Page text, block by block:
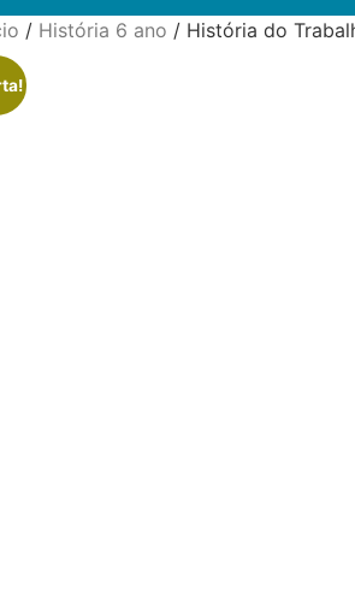
/ História 6 ano / História do